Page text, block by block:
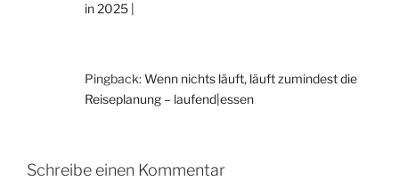
in 2025 |
Pingback:Wenn nichts läuft, läuft zumindest die
Reiseplanung – laufend|essen
Schreibe einen Kommentar